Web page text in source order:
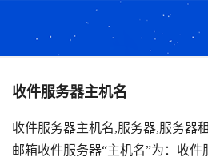
收件服务器主机名
收件服务器主机名,服务器,服务器
邮箱收件服务器“主机名”为：收件